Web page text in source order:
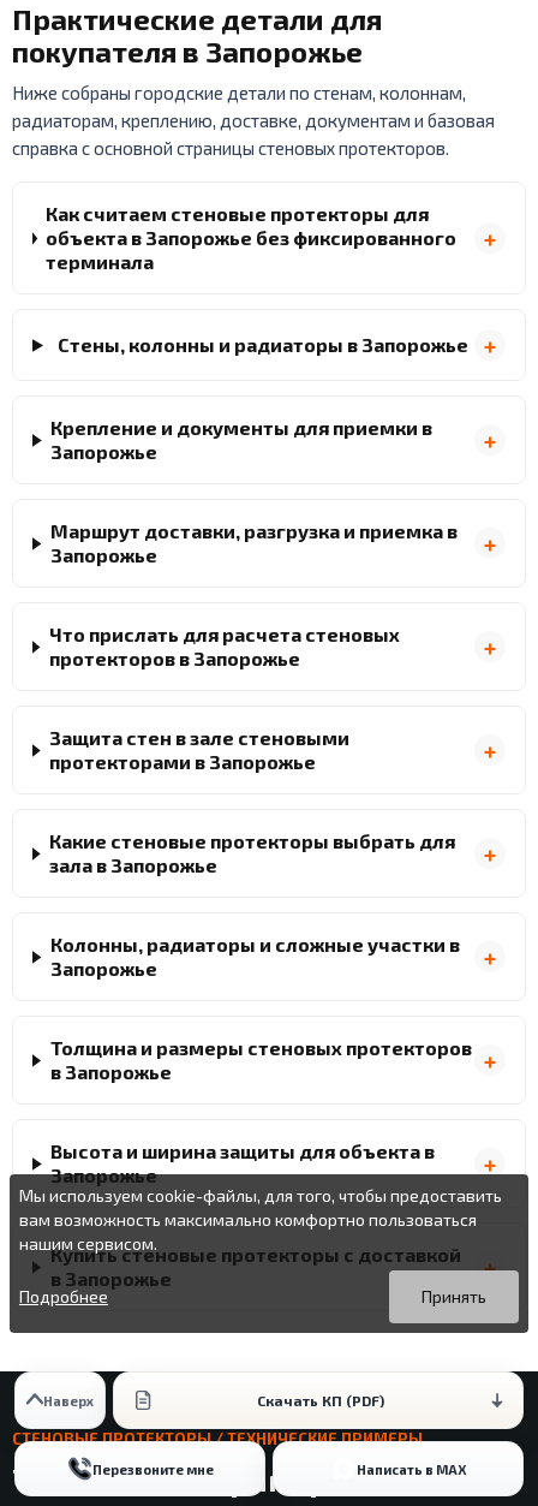
Практические детали для
покупателя в Запорожье
Ниже собраны городские детали по стенам, колоннам,
радиаторам, креплению, доставке, документам и базовая
справка с основной страницы стеновых протекторов.
Как считаем стеновые протекторы для
объекта в Запорожье без фиксированного
терминала
Стены, колонны и радиаторы в Запорожье
Крепление и документы для приемки в
Запорожье
Маршрут доставки, разгрузка и приемка в
Запорожье
Что прислать для расчета стеновых
протекторов в Запорожье
Защита стен в зале стеновыми
протекторами в Запорожье
Какие стеновые протекторы выбрать для
зала в Запорожье
Колонны, радиаторы и сложные участки в
Запорожье
Толщина и размеры стеновых протекторов
в Запорожье
Высота и ширина защиты для объекта в
Запорожье
Купить стеновые протекторы с доставкой
в Запорожье
СТЕНОВЫЕ ПРОТЕКТОРЫ / ТЕХНИЧЕСКИЕ ПРИМЕРЫ
Технические примеры стеновых
Наверх Скачать КП (PDF)
Перезвоните мне Написать в MAX
Мы используем cookie-файлы, для того, чтобы предоставить
вам возможность максимально комфортно пользоваться
нашим сервисом.
Вы можете подробнее прочитать о cookie-файлах в открытых
источниках или изменить настройки своего браузера.
Продолжая пользоваться данным сайтом без изменения
настроек вы даете согласие на использование ваших cookie-
Принять
Подробнее